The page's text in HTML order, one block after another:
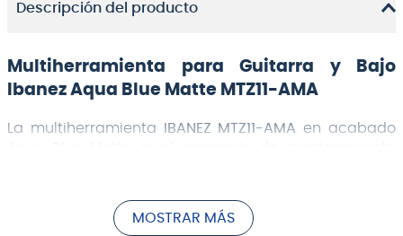
Descripción del producto
Multiherramienta para Guitarra y Bajo
Ibanez Aqua Blue Matte MTZ11-AMA
La multiherramienta IBANEZ MTZ11-AMA en acabado
estructura compacta y ergonómica de tipo navaja,
esta robusta herramienta de bolsillo agrupa 11
MOSTRAR MÁS